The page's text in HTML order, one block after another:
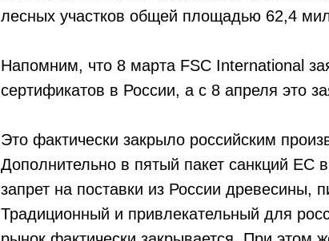
лесных участков общей площадью 62,4
Напомним, что 8 марта FSC International
сертификатов в России, а с 8 апреля это
Это фактически закрыло российским
Дополнительно в пятый пакет санкций ЕС
запрет на поставки из России древесины,
Традиционный и привлекательный для